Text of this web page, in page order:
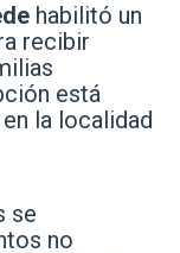
habilitó un
recibir
está
la localidad
se
no